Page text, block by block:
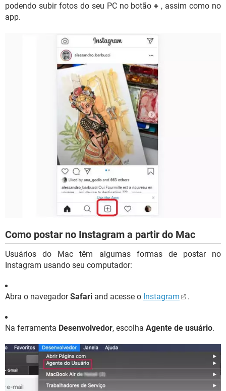
podendo subir fotos do seu PC no botão+ , assim como no
app.
Como postar no Instagram a partir do Mac
Usuários do Mac têm algumas formas de postar no
Instagram usando seu computador:
Abra o navegadorSafari and acesse o Instagram .
Na ferramenta Desenvolvedor, escolha Agente de usuário.